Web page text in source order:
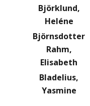
Björklund,
Heléne
Björnsdotter
Rahm,
Elisabeth
Bladelius,
Yasmine